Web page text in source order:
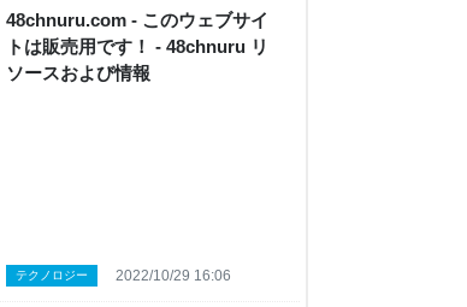
48chnuru.com - このウェブサイ
トは販売用です！ - 48chnuru リ
ソースおよび情報
テクノロジー 2022/10/29 16:06